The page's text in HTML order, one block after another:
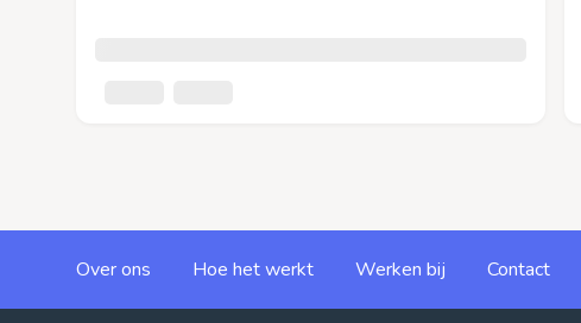
Over ons Hoe het werkt Werken bij Contact